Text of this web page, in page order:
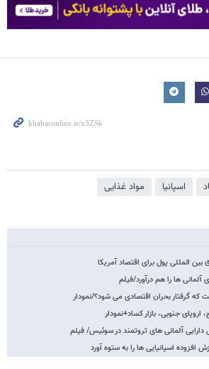
اسپانیا مواد غذایی
المللی پول برای اقتصاد آمریکا
ها را هم درآورد/فیلم
که گرفتار بحران اقتصادی می شود؟/نمودار
اروپای جنوبی، بازار کساد+نمودار
دارایی آلمانی های ثروتمند در سوئیس/ فیلم
افزوده اسپانیایی ها را به ستوه آورد